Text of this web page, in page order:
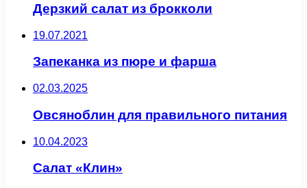
Дерзкий салат из брокколи
19.07.2021
Запеканка из пюре и фарша
02.03.2025
Овсяноблин для правильного питания
10.04.2023
Салат «Клин»